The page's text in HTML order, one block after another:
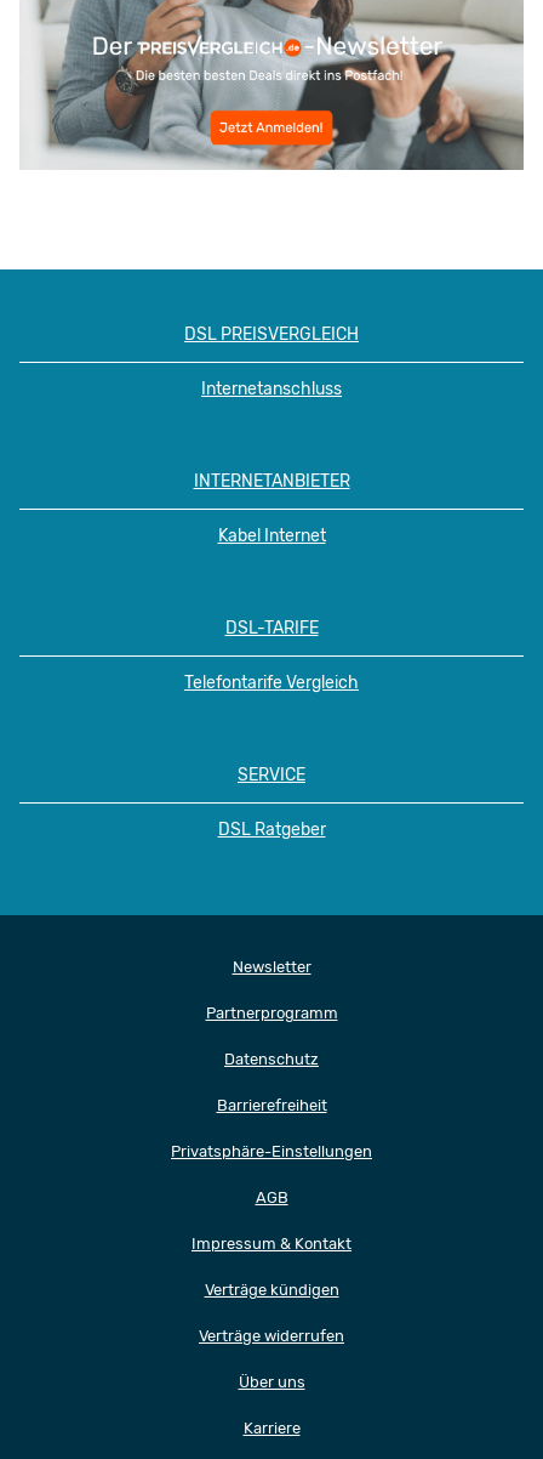
DSL PREISVERGLEICH
Internetanschluss
INTERNETANBIETER
Kabel Internet
DSL-TARIFE
Telefontarife Vergleich
SERVICE
DSL Ratgeber
Newsletter
Partnerprogramm
Datenschutz
Barrierefreiheit
Privatsphäre-Einstellungen
AGB
Impressum & Kontakt
Verträge kündigen
Verträge widerrufen
Über uns
Karriere